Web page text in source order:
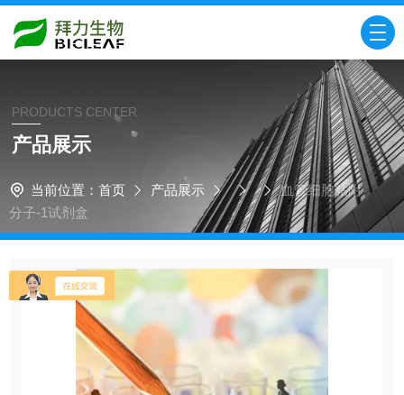
PRODUCTS CENTER
产品展示
当前位置： 首页 产品展示
血管细胞粘附
分子-1试剂盒